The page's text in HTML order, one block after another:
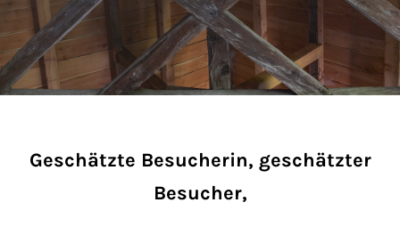
Geschätzte Besucherin, geschätzter
Besucher,